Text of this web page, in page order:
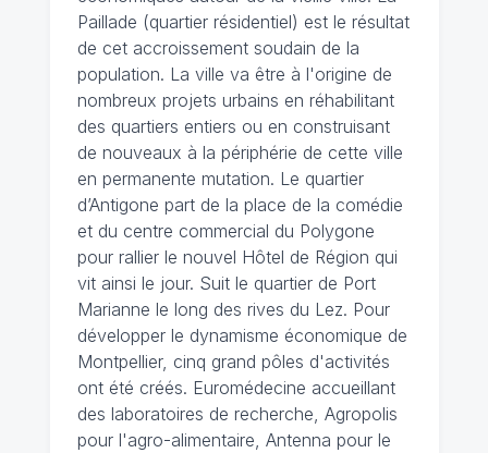
Paillade (quartier résidentiel) est le résultat
de cet accroissement soudain de la
population. La ville va être à l'origine de
nombreux projets urbains en réhabilitant
des quartiers entiers ou en construisant
de nouveaux à la périphérie de cette ville
en permanente mutation. Le quartier
d’Antigone part de la place de la comédie
et du centre commercial du Polygone
pour rallier le nouvel Hôtel de Région qui
vit ainsi le jour. Suit le quartier de Port
Marianne le long des rives du Lez. Pour
développer le dynamisme économique de
Montpellier, cinq grand pôles d'activités
ont été créés. Euromédecine accueillant
des laboratoires de recherche, Agropolis
pour l'agro-alimentaire, Antenna pour le